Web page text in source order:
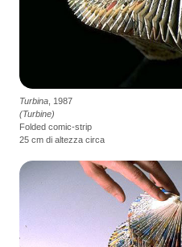
Turbina , 1987
(Turbine)
Folded comic-strip
25 cm di altezza circa